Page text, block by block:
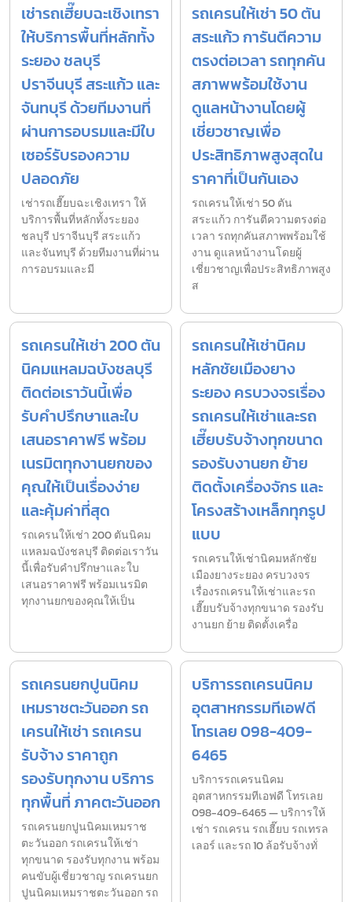
เช่ารถเฮี๊ยบฉะเชิงเทรา
ให้บริการพื้นที่หลักทั้ง
ระยอง ชลบุรี
ปราจีนบุรี สระแก้ว และ
จันทบุรี ด้วยทีมงานที่
ผ่านการอบรมและมีใบ
เซอร์รับรองความ
ปลอดภัย
เช่ารถเฮี๊ยบฉะเชิงเทรา ให้
บริการพื้นที่หลักทั้งระยอง
ชลบุรี ปราจีนบุรี สระแก้ว
และจันทบุรี ด้วยทีมงานที่ผ่าน
การอบรมและมี
รถเครนให้เช่า 50 ตัน
สระแก้ว การันตีความ
ตรงต่อเวลา รถทุกคัน
สภาพพร้อมใช้งาน
ดูแลหน้างานโดยผู้
เชี่ยวชาญเพื่อ
ประสิทธิภาพสูงสุดใน
ราคาที่เป็นกันเอง
รถเครนให้เช่า 50 ตัน
สระแก้ว การันตีความตรงต่อ
เวลา รถทุกคันสภาพพร้อมใช้
งาน ดูแลหน้างานโดยผู้
เชี่ยวชาญเพื่อประสิทธิภาพสูง
ส
รถเครนให้เช่า 200 ตัน
นิคมแหลมฉบังชลบุรี
ติดต่อเราวันนี้เพื่อ
รับคำปรึกษาและใบ
เสนอราคาฟรี พร้อม
เนรมิตทุกงานยกของ
คุณให้เป็นเรื่องง่าย
และคุ้มค่าที่สุด
รถเครนให้เช่า 200 ตันนิคม
แหลมฉบังชลบุรี ติดต่อเราวัน
นี้เพื่อรับคำปรึกษาและใบ
เสนอราคาฟรี พร้อมเนรมิต
ทุกงานยกของคุณให้เป็น
รถเครนให้เช่านิคม
หลักชัยเมืองยาง
ระยอง ครบวงจรเรื่อง
รถเครนให้เช่าและรถ
เฮี๊ยบรับจ้างทุกขนาด
รองรับงานยก ย้าย
ติดตั้งเครื่องจักร และ
โครงสร้างเหล็กทุกรูป
แบบ
รถเครนให้เช่านิคมหลักชัย
เมืองยางระยอง ครบวงจร
เรื่องรถเครนให้เช่าและรถ
เฮี๊ยบรับจ้างทุกขนาด รองรับ
งานยก ย้าย ติดตั้งเครื่อ
รถเครนยกปูนนิคม
เหมราชตะวันออก รถ
เครนให้เช่า รถเครน
รับจ้าง ราคาถูก
รองรับทุกงาน บริการ
ทุกพื้นที่ ภาคตะวันออก
รถเครนยกปูนนิคมเหมราช
ตะวันออก รถเครนให้เช่า
ทุกขนาด รองรับทุกงาน พร้อม
คนขับผู้เชี่ยวชาญ รถเครนยก
ปูนนิคมเหมราชตะวันออก รถ
บริการรถเครนนิคม
อุตสาหกรรมทีเอฟดี
โทรเลย 098-409-
6465
บริการรถเครนนิคม
อุตสาหกรรมทีเอฟดี โทรเลย
098-409-6465 — บริการให้
เช่า รถเครน รถเฮี๊ยบ รถเทรล
เลอร์ และรถ 10 ล้อรับจ้างทั่